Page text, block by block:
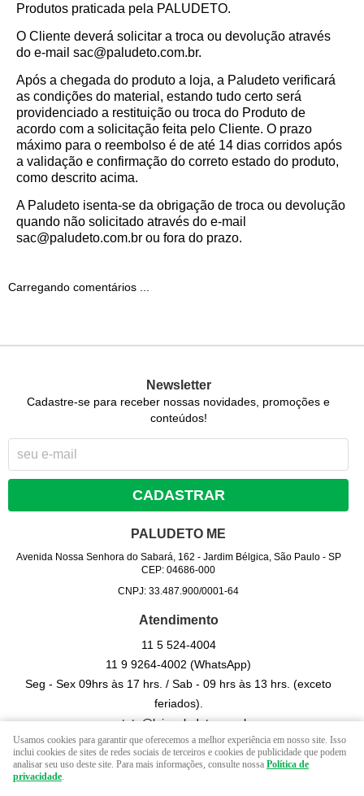
Produtos praticada pela PALUDETO.
O Cliente deverá solicitar a troca ou devolução através
do e-mail sac@paludeto.com.br.
Após a chegada do produto a loja, a Paludeto verificará
as condições do material, estando tudo certo será
providenciado a restituição ou troca do Produto de
acordo com a solicitação feita pelo Cliente. O prazo
máximo para o reembolso é de até 14 dias corridos após
a validação e confirmação do correto estado do produto,
como descrito acima.
A Paludeto isenta-se da obrigação de troca ou devolução
quando não solicitado através do e-mail
sac@paludeto.com.br ou fora do prazo.
Carregando comentários ...
Newsletter
Cadastre-se para receber nossas novidades, promoções e
conteúdos!
CADASTRAR
PALUDETO ME
Avenida Nossa Senhora do Sabará, 162 - Jardim Bélgica, São Paulo- SP
CEP: 04686-000
CNPJ: 33.487.900/0001-64
Atendimento
11 5524-4004
11 9 9264-4002(WhatsApp)
Seg - Sex 09hrs às 17 hrs. / Sab - 09 hrs às 13 hrs. (exceto
feriados).
contato@lojapaludeto.com.br
LOJA VIRTUAL CRIADA POR
Usamos cookies para garantir que oferecemos a melhor experiência em nosso site. Isso
inclui cookies de sites de redes sociais de terceiros e cookies de publicidade que podem
analisar seu uso deste site. Para mais informações, consulte nossa Política de
privacidade.